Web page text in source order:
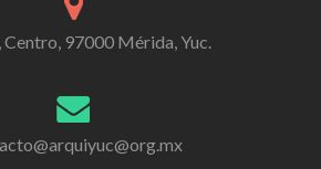
Centro, 97000 Mérida, Yuc.